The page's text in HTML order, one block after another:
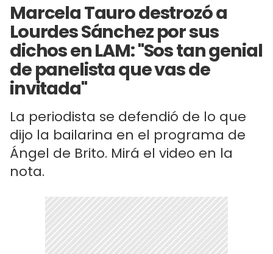
Marcela Tauro destrozó a
Lourdes Sánchez por sus
dichos en LAM: "Sos tan genial
de panelista que vas de
invitada"
La periodista se defendió de lo que
dijo la bailarina en el programa de
Ángel de Brito. Mirá el video en la
nota.